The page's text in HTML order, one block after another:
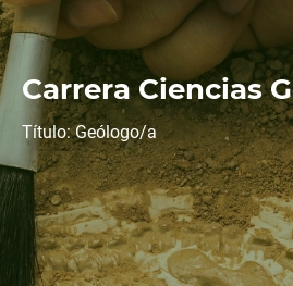
Carrera Ciencias
Título: Geólogo/a